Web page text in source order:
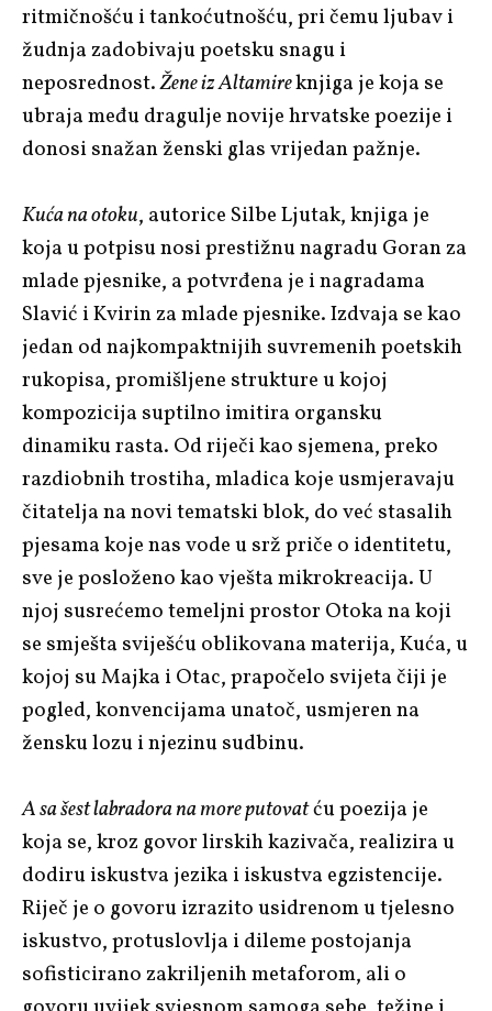
ritmičnošću i tankoćutnošću, pri čemu ljubav i
žudnja zadobivaju poetsku snagu i
neposrednost.Žene iz Altamireknjiga je koja se
ubraja među dragulje novije hrvatske poezije i
donosi snažan ženski glas vrijedan pažnje.
Kuća na otoku, autorice Silbe Ljutak, knjiga je
koja u potpisu nosi prestižnu nagradu Goran za
mlade pjesnike, a potvrđena je i nagradama
Slavić i Kvirin za mlade pjesnike. Izdvaja se kao
jedan od najkompaktnijih suvremenih poetskih
rukopisa, promišljene strukture u kojoj
kompozicija suptilno imitira organsku
dinamiku rasta. Od riječi kao sjemena, preko
razdiobnih trostiha, mladica koje usmjeravaju
čitatelja na novi tematski blok, do već stasalih
pjesama koje nas vode u srž priče o identitetu,
sve je posloženo kao vješta mikrokreacija. U
njoj susrećemo temeljni prostor Otoka na koji
se smješta sviješću oblikovana materija, Kuća, u
kojoj su Majka i Otac, prapočelo svijeta čiji je
pogled, konvencijama unatoč, usmjeren na
žensku lozu i njezinu sudbinu.
A sa šest labradora na more putovatću poezija je
koja se, kroz govor lirskih kazivača, realizira u
dodiru iskustva jezika i iskustva egzistencije.
Riječ je o govoru izrazito usidrenom u tjelesno
iskustvo, protuslovlja i dileme postojanja
sofisticirano zakriljenih metaforom, ali o